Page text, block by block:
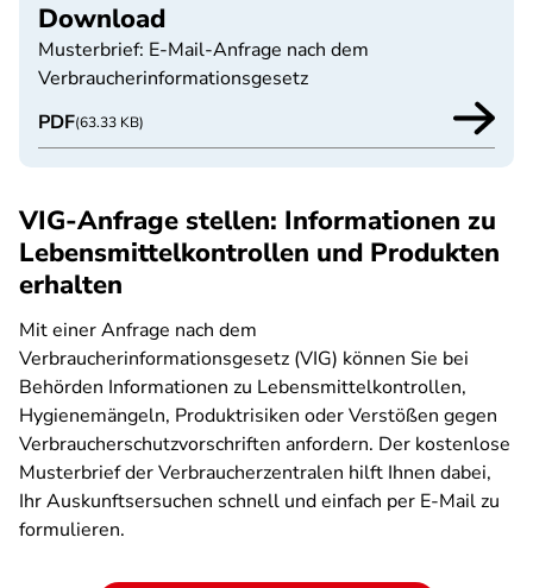
Download
Musterbrief: E-Mail-Anfrage nach dem
Verbraucherinformationsgesetz
PDF(63.33 KB)
VIG-Anfrage stellen: Informationen zu
Lebensmittelkontrollen und Produkten
erhalten
Mit einer Anfrage nach dem
Verbraucherinformationsgesetz (VIG) können Sie bei
Behörden Informationen zu Lebensmittelkontrollen,
Hygienemängeln, Produktrisiken oder Verstößen gegen
Verbraucherschutzvorschriften anfordern. Der kostenlose
Musterbrief der Verbraucherzentralen hilft Ihnen dabei,
Ihr Auskunftsersuchen schnell und einfach per E-Mail zu
formulieren.